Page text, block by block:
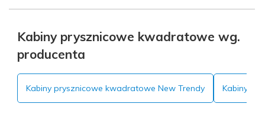
Kabiny prysznicowe kwadratowe wg.
producenta
Kabiny prysznicowe kwadratowe New Trendy Kabiny